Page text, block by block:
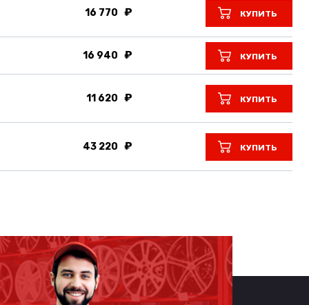
16 770 КУПИТЬ
16 940 КУПИТЬ
11 620 КУПИТЬ
43 220 КУПИТЬ